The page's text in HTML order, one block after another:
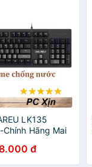
LK135
Hãng Mai
đ